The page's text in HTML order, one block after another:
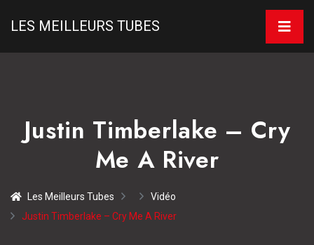
LES MEILLEURS TUBES
Justin Timberlake – Cry
Me A River
Les Meilleurs Tubes
Vidéo
Justin Timberlake – Cry Me A River